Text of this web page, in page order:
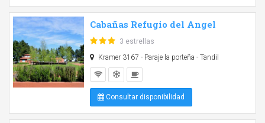
Cabañas Refugio del Angel
3 estrellas
Kramer 3167 - Paraje la porteña - Tandil
Consultar disponibilidad